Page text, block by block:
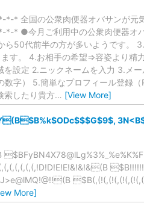
公衆肉便器オバサンが元気の
ご利用中の公衆肉便器オバ
50代前半の方が多いようです。
。 4.お相手の希望⇒容姿より精
設定 2.ニックネームを入力 3.メ
字） 5.簡単なプロフィール登録
索したり貴方… [View More]
More]